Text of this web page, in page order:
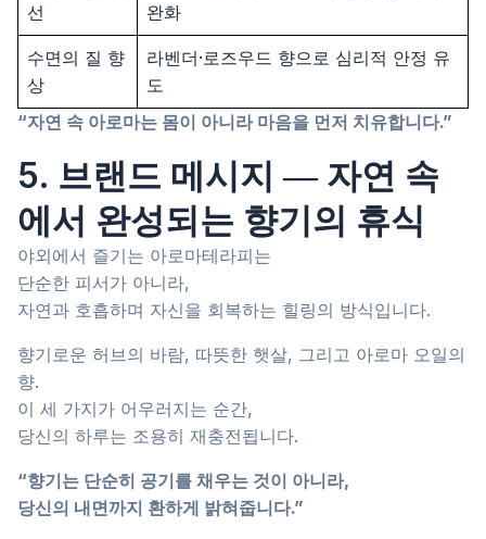
선
완화
수면의 질 향
상
라벤더·로즈우드 향으로 심리적 안정 유
도
“자연 속 아로마는 몸이 아니라 마음을 먼저 치유합니다.”
5. 브랜드 메시지 ― 자연 속
에서 완성되는 향기의 휴식
야외에서 즐기는 아로마테라피는
단순한 피서가 아니라,
자연과 호흡하며 자신을 회복하는 힐링의 방식입니다.
향기로운 허브의 바람, 따뜻한 햇살, 그리고 아로마 오일의
향.
이 세 가지가 어우러지는 순간,
당신의 하루는 조용히 재충전됩니다.
“향기는 단순히 공기를 채우는 것이 아니라,
당신의 내면까지 환하게 밝혀줍니다.”